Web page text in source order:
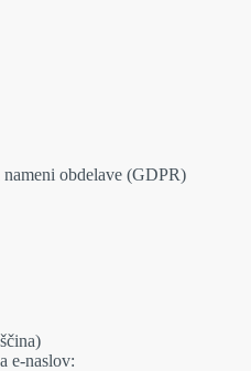
obdelave (GDPR)
e-naslov: